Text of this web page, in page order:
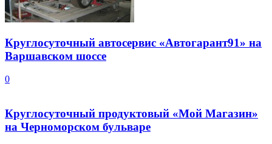
Круглосуточный автосервис «Автогарант91» на
Варшавском шоссе
0
Круглосуточный продуктовый «Мой Магазин»
на Черноморском бульваре